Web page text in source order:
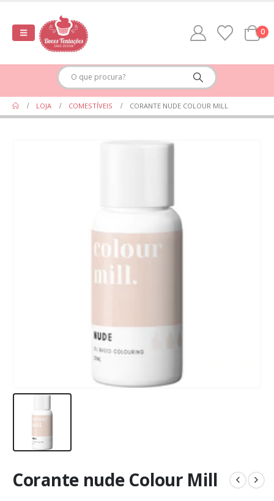
0
LOJA COMESTÍVEIS CORANTE NUDE COLOUR MILL
Corante nude Colour Mill